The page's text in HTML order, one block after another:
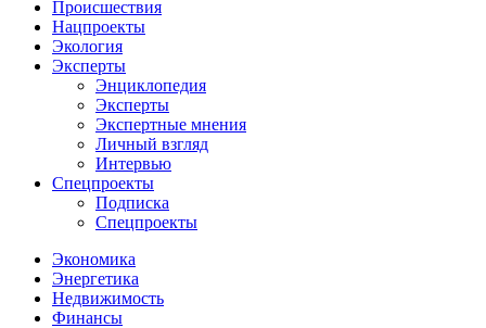
Происшествия
Нацпроекты
Экология
Эксперты
Энциклопедия
Эксперты
Экспертные мнения
Личный взгляд
Интервью
Спецпроекты
Подписка
Спецпроекты
Экономика
Энергетика
Недвижимость
Финансы